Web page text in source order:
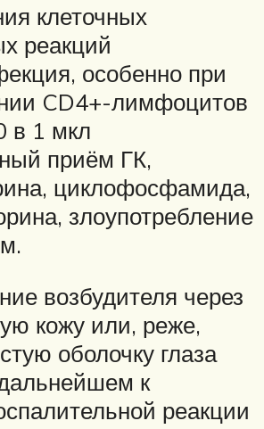
клеточных
реакций
особенно при
CD4+-лимфоцитов
в 1 мкл
приём ГК,
циклофосфамида,
злоупотребление
возбудителя через
кожу или, реже,
оболочку глаза
к
реакции